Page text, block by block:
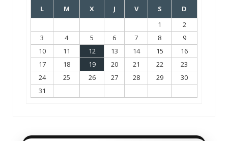
L M X J V S
D
1
2
3
4 5 6 7 8
9
10
11 12 13 14 15
16
17
18 19 20 21 22
23
24
25 26 27 28 29
30
31